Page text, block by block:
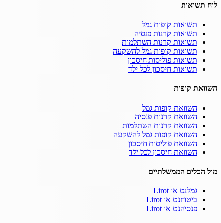
לוח תשואות
תשואות קופות גמל
תשואות קרנות פנסיה
תשואות קרנות השתלמות
תשואות קופות גמל להשקעה
תשואות פוליסות חיסכון
תשואות חיסכון לכל ילד
השוואת קופות
השוואת קופות גמל
השוואת קרנות פנסיה
השוואת קרנות השתלמות
השוואת קופות גמל להשקעה
השוואת פוליסות חיסכון
השוואת חיסכון לכל ילד
מול הכלים הממשלתיים
גמלנט או Lirot
ביטוחנט או Lirot
פנסיהנט או Lirot